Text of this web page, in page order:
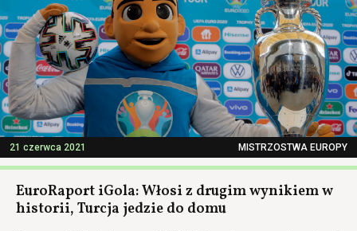
21 czerwca 2021 MISTRZOSTWA EUROPY
EuroRaport iGola: Włosi z drugim wynikiem w
historii, Turcja jedzie do domu